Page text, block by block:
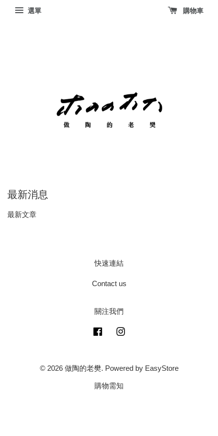
選單 購物車
最新消息
最新文章
快速連結
Contact us
關注我們
Facebook
© 2026 做陶的老樊. Powered by EasyStore
購物需知